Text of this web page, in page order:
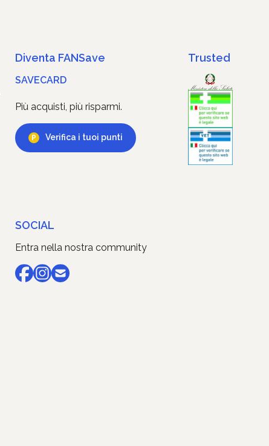
Diventa FANSave
SAVECARD
Più acquisti, più risparmi.
Verifica i tuoi punti
SOCIAL
Entra nella nostra community
Trusted